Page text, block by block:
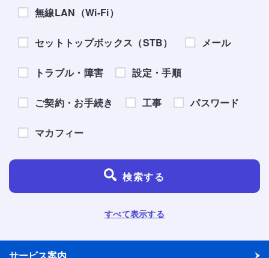
サービス案内
無線LAN（Wi-Fi）
セットトップボックス（STB） メール
トラブル・障害 設定・手順
ご契約・お手続き 工事 パスワード
マカフィー
検索する
すべて表示する